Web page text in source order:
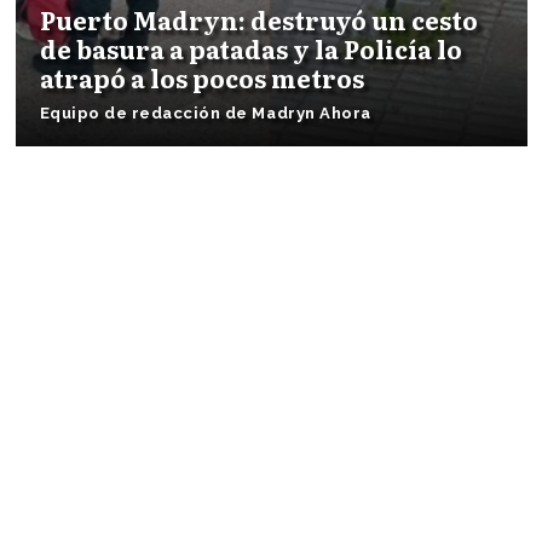
Puerto Madryn: destruyó un cesto
de basura a patadas y la Policía lo
atrapó a los pocos metros
Equipo de redacción de Madryn Ahora